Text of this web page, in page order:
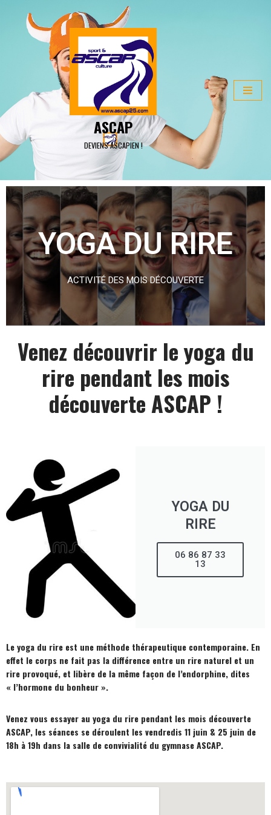
ALLER
ASCAP
DEVIENS ASCAPIEN !
YOGA DU RIRE
ACTIVITÉ DES MOIS DÉCOUVERTE
Venez découvrir le yoga du
rire pendant les mois
découverte ASCAP !
YOGA DU
RIRE
06 86 87 33
13
Le yoga du rire est une méthode thérapeutique contemporaine. En
effet le corps ne fait pas la différence entre un rire naturel et un
rire provoqué, et libère de la même façon de l’endorphine, dites
« l’hormone du bonheur ».
Venez vous essayer au yoga du rire pendant les mois découverte
ASCAP, les séances se déroulent les vendredis 11 juin & 25 juin de
18h à 19h dans la salle de convivialité du gymnase ASCAP.